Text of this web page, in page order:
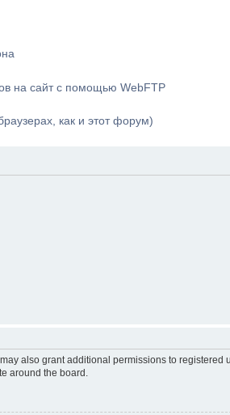
на сайт с помощью WebFTP
как и этот форум)
also grant additional permissions to registered
around the board.